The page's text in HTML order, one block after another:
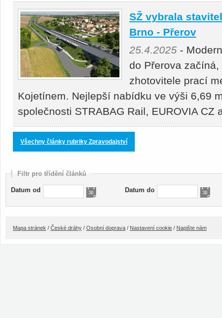
SŽ vybrala
Brno - Přerov
25.4.2025 -
do Přerova
zhotovitele prací
Kojetínem. Nejlepší nabídku ve výši 6,69
společnosti STRABAG Rail, EUROVIA
Všechny články rubriky Zpravodajství
Filtr pro třídění článků
Datum od Datum do
Mapa stránek / České dráhy / Osobní doprava / Nastavení cookie / Napište nám